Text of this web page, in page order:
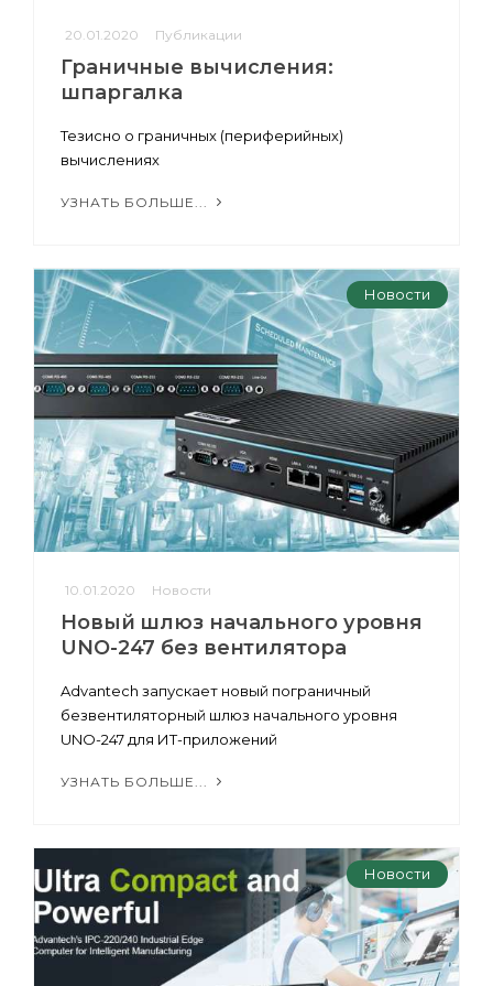
20.01.2020 Публикации
Граничные вычисления:
шпаргалка
Тезисно о граничных (периферийных)
вычислениях
УЗНАТЬ БОЛЬШЕ...
Новости
10.01.2020 Новости
Новый шлюз начального уровня
UNO-247 без вентилятора
Advantech запускает новый пограничный
безвентиляторный шлюз начального уровня
UNO-247 для ИТ-приложений
УЗНАТЬ БОЛЬШЕ...
Новости